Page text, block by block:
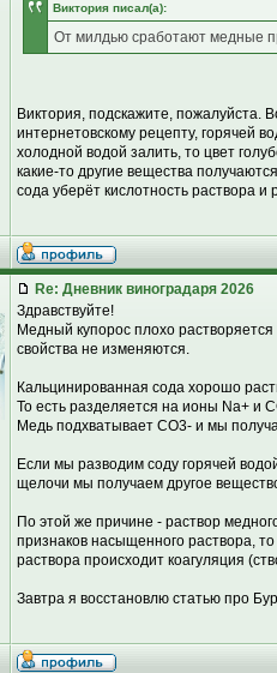
Виктория писал(а):
От милдью сработают медные
Виктория, подскажите, пожалуйста.
интернетовскому рецепту, горячей
холодной водой залить, то цвет
какие-то другие вещества
сода уберёт кислотность раствора и
Re: Дневник виноградаря 2026
Здравствуйте!
Медный купорос плохо
свойства не изменяются.
Кальцинированная сода хорошо
То есть разделяется на ионы Na+ и
Медь подхватывает CO3- и мы
Если мы разводим соду горячей
щелочи мы получаем другое
По этой же причине - раствор
признаков насыщенного раствора,
раствора происходит коагуляция
Завтра я восстановлю статью про